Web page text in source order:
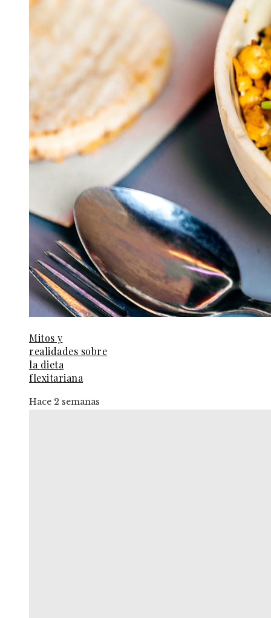
Mitos y
realidades sobre
la dieta
flexitariana
Hace 2 semanas